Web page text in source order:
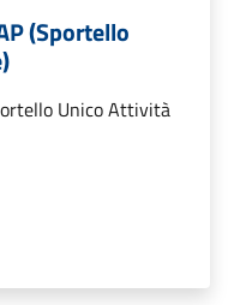
(Sportello
Unico Attività